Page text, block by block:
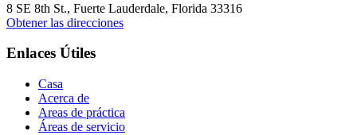
8 SE 8th St., Fuerte Lauderdale, Florida 33316
Obtener las direcciones
Enlaces Útiles
Casa
Acerca de
Areas de práctica
Áreas de servicio